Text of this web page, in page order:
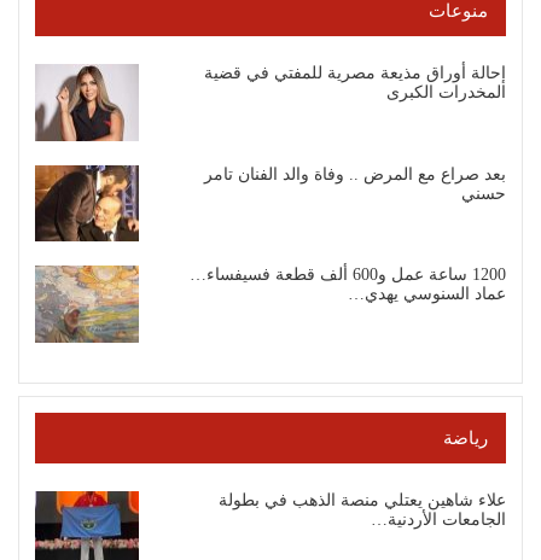
منوعات
إحالة أوراق مذيعة مصرية للمفتي في قضية
المخدرات الكبرى
بعد صراع مع المرض .. وفاة والد الفنان تامر
حسني
1200 ساعة عمل و600 ألف قطعة فسيفساء…
عماد السنوسي يهدي…
رياضة
علاء شاهين يعتلي منصة الذهب في بطولة
الجامعات الأردنية…